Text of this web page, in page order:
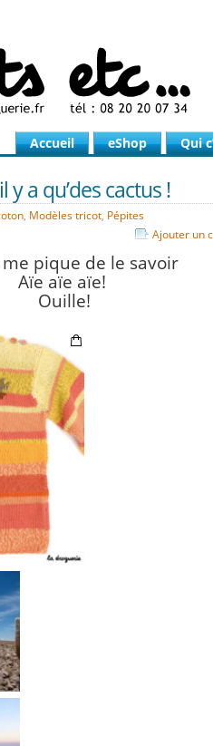
Accueil eShop Qui
y a qu’des cactus !
, Modèles tricot, Pépites
Ajouter un
pique de le savoir
Aïe aïe aïe!
Ouille!